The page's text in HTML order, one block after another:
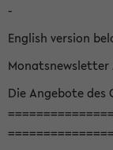
-
English version
Monatsnewsletter
Die Angebote des